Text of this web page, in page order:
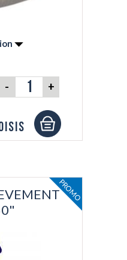
Antichoc -
les 5°
- +
PROMO